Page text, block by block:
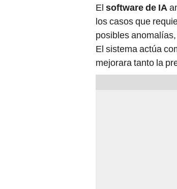
El software de IA
los casos que
posibles
El sistema actúa
mejorara tanto la